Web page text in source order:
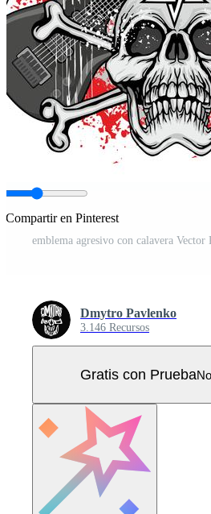
Compartir en Pinterest
emblema agresivo con calavera Vector
Dmytro Pavlenko
3.146 Recursos
Gratis con Prueba